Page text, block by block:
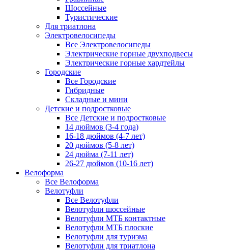
Шоссейные
Туристические
Для триатлона
Электровелосипеды
Все Электровелосипеды
Электрические горные двухподвесы
Электрические горные хардтейлы
Городские
Все Городские
Гибридные
Складные и мини
Детские и подростковые
Все Детские и подростковые
14 дюймов (3-4 года)
16-18 дюймов (4-7 лет)
20 дюймов (5-8 лет)
24 дюйма (7-11 лет)
26-27 дюймов (10-16 лет)
Велоформа
Все Велоформа
Велотуфли
Все Велотуфли
Велотуфли шоссейные
Велотуфли МТБ контактные
Велотуфли МТБ плоские
Велотуфли для туризма
Велотуфли для триатлона